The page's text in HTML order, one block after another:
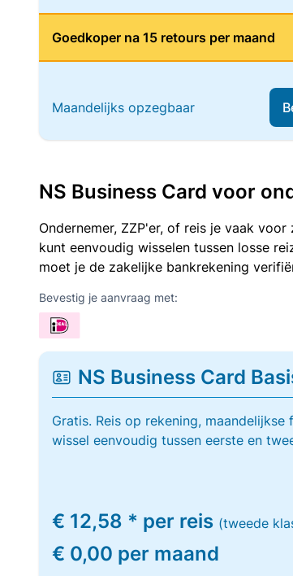
Goedkoper na 15 retours per maand
Maandelijks opzegbaar
NS Business Card voor
Ondernemer, ZZP'er, of reis je vaak
kunt eenvoudig wisselen tussen losse
moet je de zakelijke bankrekening
Bevestig je aanvraag met:
NS Business Card
Gratis. Reis op rekening, maandelijkse
wissel eenvoudig tussen eerste en
€ 12,58 * per reis (tweede
€ 0,00 per maand